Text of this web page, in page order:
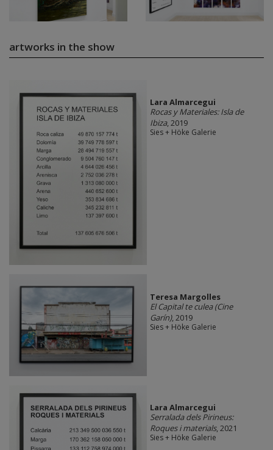
artworks in the show
Lara Almarcegui
Rocas y Materiales: Isla de
Ibiza, 2019
Sies + Höke Galerie
Teresa Margolles
El Capital te culea (Cine
Garín), 2019
Sies + Höke Galerie
Lara Almarcegui
Serralada dels Pirineus:
Roques i materials, 2021
Sies + Höke Galerie